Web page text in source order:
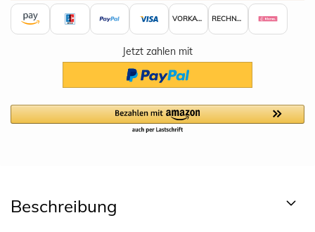
VORKASSE RECHNUNG
Jetzt zahlen mit
Beschreibung